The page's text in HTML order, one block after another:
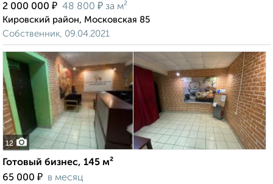
2 000 000 ₽ 48 800 ₽ за м²
Кировский район, Московская 85
Собственник, 09.04.2021
12
Готовый бизнес, 145 м²
65 000 ₽ в месяц